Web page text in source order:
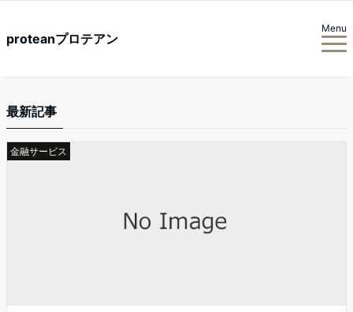
proteanプロテアン
Menu
最新記事
金融サービス